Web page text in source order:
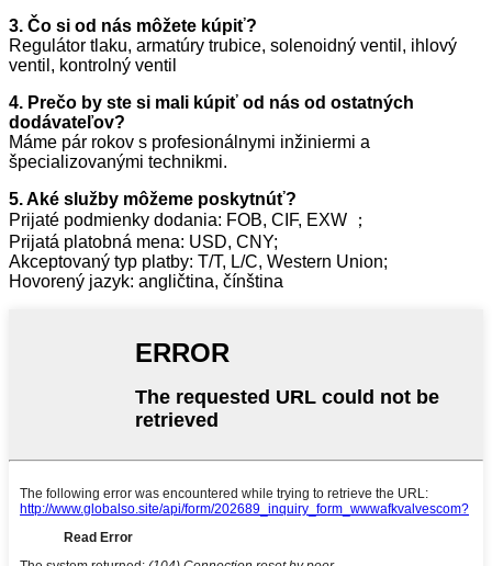
3. Čo si od nás môžete kúpiť?
Regulátor tlaku, armatúry trubice, solenoidný ventil, ihlový
ventil, kontrolný ventil
4. Prečo by ste si mali kúpiť od nás od ostatných
dodávateľov?
Máme pár rokov s profesionálnymi inžiniermi a
špecializovanými technikmi.
5. Aké služby môžeme poskytnúť?
Prijaté podmienky dodania: FOB, CIF, EXW ；
Prijatá platobná mena: USD, CNY;
Akceptovaný typ platby: T/T, L/C, Western Union;
Hovorený jazyk: angličtina, čínština